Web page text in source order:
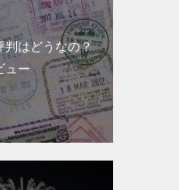
判はどうなの？
ュー